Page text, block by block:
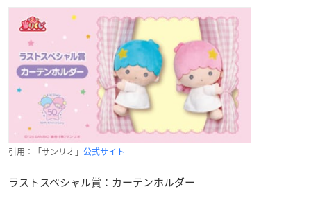
引用：「サンリオ」 公式サイト
ラストスペシャル賞：カーテンホルダー